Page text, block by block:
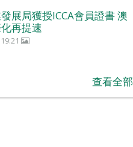
展局獲授ICCA會員證書 澳
再提速
查看全部